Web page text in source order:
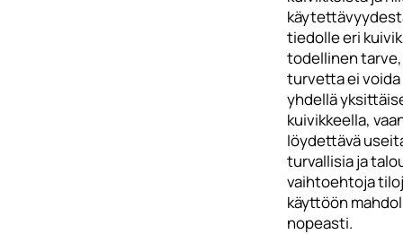
tiedolle eri
todellinen
turvetta ei voida
yhdellä
kuivikkeella,
löydettävä
turvallisia ja
vaihtoehtoja
käyttöön
nopeasti.